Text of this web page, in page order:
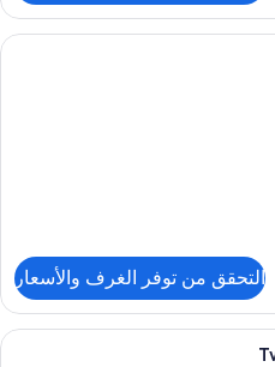
أغطية فراش متميزة وأسرّة بطبقة علوية
التحقق من توفر الغرف والأسعار
أغطية فراش متميزة وأسرّة بطبقة علوية